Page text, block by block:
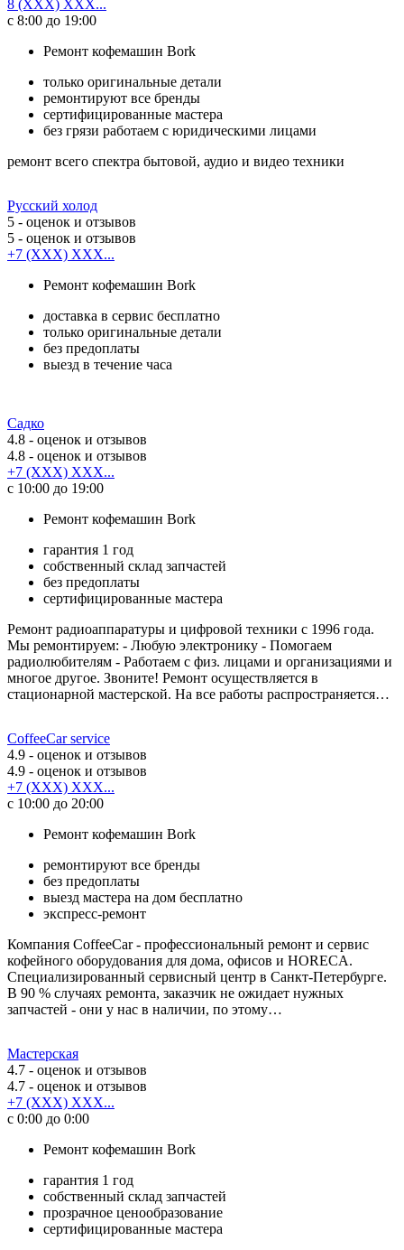
8 (XXX) XXX...
с 8:00 до 19:00
Ремонт кофемашин Bork
только оригинальные детали
ремонтируют все бренды
сертифицированные мастера
без грязи работаем с юридическими лицами
ремонт всего спектра бытовой, аудио и видео техники
Русский холод
5 - оценок и отзывов
5 - оценок и отзывов
+7 (XXX) XXX...
Ремонт кофемашин Bork
доставка в сервис бесплатно
только оригинальные детали
без предоплаты
выезд в течение часа
Садко
4.8 - оценок и отзывов
4.8 - оценок и отзывов
+7 (XXX) XXX...
с 10:00 до 19:00
Ремонт кофемашин Bork
гарантия 1 год
собственный склад запчастей
без предоплаты
сертифицированные мастера
Ремонт радиоаппаратуры и цифровой техники с 1996 года.
Мы ремонтируем: - Любую электронику - Помогаем
радиолюбителям - Работаем с физ. лицами и организациями и
многое другое. Звоните! Ремонт осуществляется в
стационарной мастерской. На все работы распространяется…
CoffeeCar service
4.9 - оценок и отзывов
4.9 - оценок и отзывов
+7 (XXX) XXX...
с 10:00 до 20:00
Ремонт кофемашин Bork
ремонтируют все бренды
без предоплаты
выезд мастера на дом бесплатно
экспресс-ремонт
Компания CoffeeCar - профессиональный ремонт и сервис
кофейного оборудования для дома, офисов и HORECA.
Специализированный сервисный центр в Санкт-Петербурге.
В 90 % случаях ремонта, заказчик не ожидает нужных
запчастей - они у нас в наличии, по этому…
Мастерская
4.7 - оценок и отзывов
4.7 - оценок и отзывов
+7 (XXX) XXX...
с 0:00 до 0:00
Ремонт кофемашин Bork
гарантия 1 год
собственный склад запчастей
прозрачное ценообразование
сертифицированные мастера